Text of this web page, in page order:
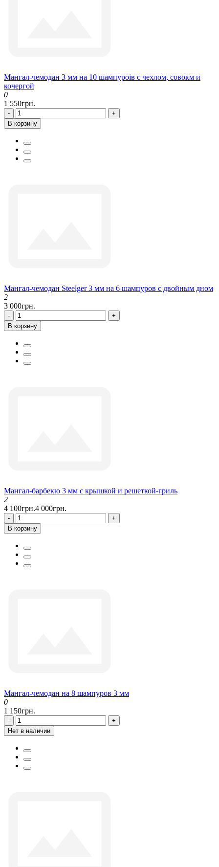
Мангал-чемодан 3 мм на 10 шампуроів с чехлом, совокм и
кочергой
0
1 550грн.
-
+
В корзину
Мангал-чемодан Steelger 3 мм на 6 шампуров с двойным дном
2
3 000грн.
-
+
В корзину
Мангал-барбекю 3 мм с крышкой и решеткой-гриль
2
4 100грн.4 000грн.
-
+
В корзину
Мангал-чемодан на 8 шампуров 3 мм
0
1 150грн.
-
+
Нет в наличии